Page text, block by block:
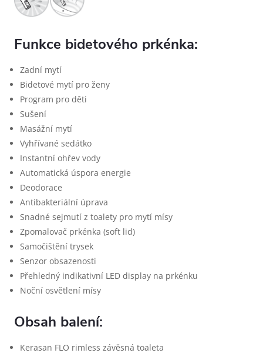
Funkce bidetového prkénka:
Zadní mytí
Bidetové mytí pro ženy
Program pro děti
Sušení
Masážní mytí
Vyhřívané sedátko
Instantní ohřev vody
Automatická úspora energie
Deodorace
Antibakteriální úprava
Snadné sejmutí z toalety pro mytí mísy
Zpomalovač prkénka (soft lid)
Samočištění trysek
Senzor obsazenosti
Přehledný indikativní LED display na prkénku
Noční osvětlení mísy
Obsah balení:
Kerasan FLO rimless závěsná toaleta